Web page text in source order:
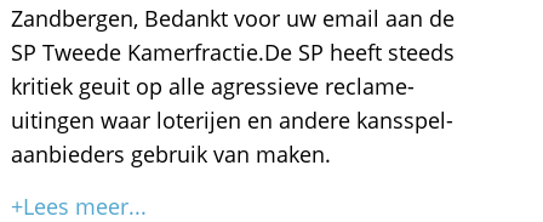
Zandbergen, Bedankt voor uw email aan de
SP Tweede Kamerfractie.De SP heeft steeds
kritiek geuit op alle agressieve reclame-
uitingen waar loterijen en andere kansspel-
aanbieders gebruik van maken.
+Lees meer...